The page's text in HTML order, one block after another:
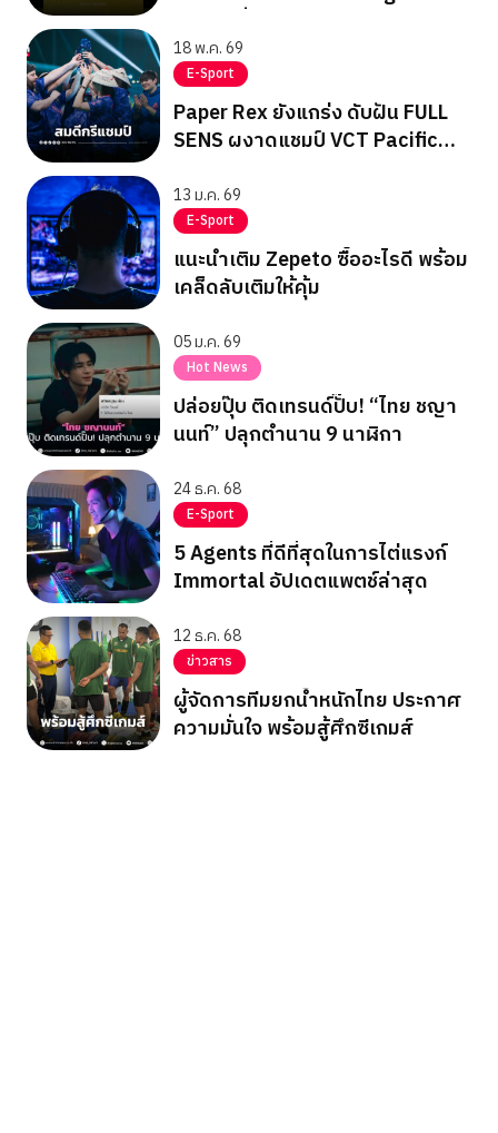
18 พ.ค. 69
E-Sport
Paper Rex ยังแกร่ง ดับฝัน FULL
SENS ผงาดแชมป์ VCT Pacific
13 ม.ค. 69
E-Sport
แนะนำเติม Zepeto ซื้ออะไรดี พร้อม
เคล็ดลับเติมให้คุ้ม
05 ม.ค. 69
Hot News
ปล่อยปุ๊บ ติดเทรนด์ปั๊บ! “ไทย ชญา
นนท์” ปลุกตำนาน 9 นาฬิกา
24 ธ.ค. 68
E-Sport
5 Agents ที่ดีที่สุดในการไต่แรงก์
Immortal อัปเดตแพตช์ล่าสุด
12 ธ.ค. 68
ข่าวสาร
ผู้จัดการทีมยกน้ำหนักไทย ประกาศ
ความมั่นใจ พร้อมสู้ศึกซีเกมส์